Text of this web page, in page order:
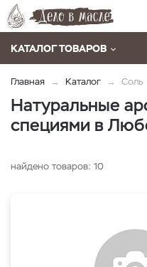
КАТАЛОГ ТОВАРОВ
Главная Каталог Соль
Натуральные
специями в
найдено товаров: 10